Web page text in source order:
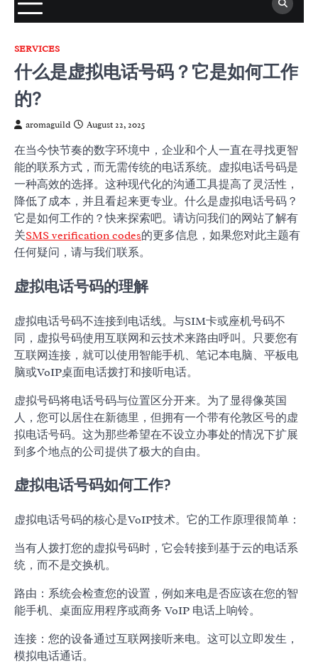
SERVICES
什么是虚拟电话号码？它是如何工作
的?
aromaguild August 22, 2025
在当今快节奏的数字环境中，企业和个人一直在寻找更智
能的联系方式，而无需传统的电话系统。虚拟电话号码是
一种高效的选择。这种现代化的沟通工具提高了灵活性，
降低了成本，并且看起来更专业。什么是虚拟电话号码？
它是如何工作的？快来探索吧。请访问我们的网站了解有
关SMS verification codes的更多信息，如果您对此主题有
任何疑问，请与我们联系。
虚拟电话号码的理解
虚拟电话号码不连接到电话线。与SIM卡或座机号码不
同，虚拟号码使用互联网和云技术来路由呼叫。只要您有
互联网连接，就可以使用智能手机、笔记本电脑、平板电
脑或VoIP桌面电话拨打和接听电话。
虚拟号码将电话号码与位置区分开来。为了显得像英国
人，您可以居住在新德里，但拥有一个带有伦敦区号的虚
拟电话号码。这为那些希望在不设立办事处的情况下扩展
到多个地点的公司提供了极大的自由。
虚拟电话号码如何工作?
虚拟电话号码的核心是VoIP技术。它的工作原理很简单：
当有人拨打您的虚拟号码时，它会转接到基于云的电话系
统，而不是交换机。
路由：系统会检查您的设置，例如来电是否应该在您的智
能手机、桌面应用程序或商务 VoIP 电话上响铃。
连接：您的设备通过互联网接听来电。这可以立即发生，
模拟电话通话。